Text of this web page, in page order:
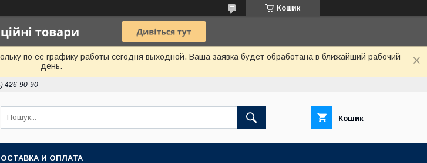
Кошик
по ее графику работы сегодня выходной. Ваша заявка будет обработана в ближайший рабочий
день.
426-90-90
Кошик
И ОПЛАТА